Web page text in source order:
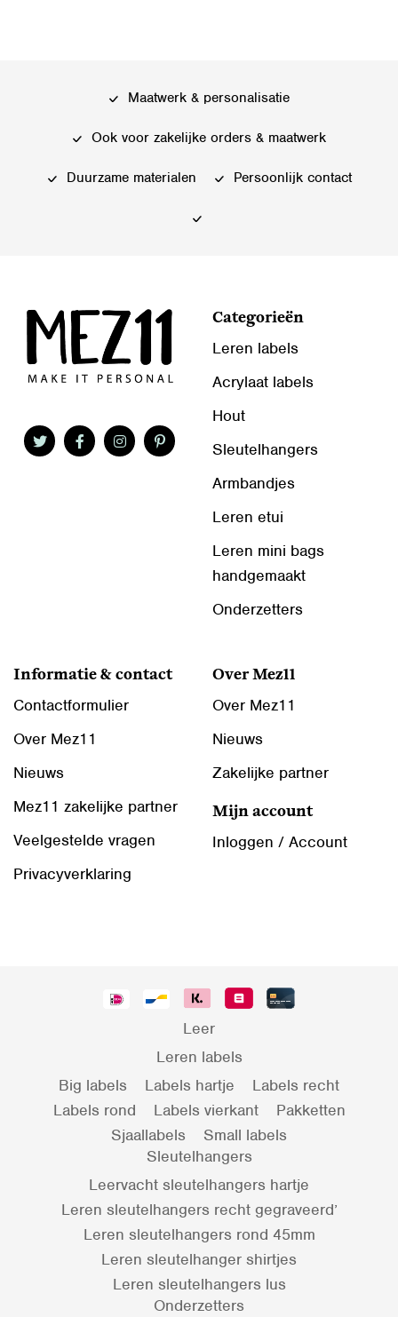
Maatwerk & personalisatie
Ook voor zakelijke orders & maatwerk
Duurzame materialen Persoonlijk contact
Categorieën
Leren labels
Acrylaat labels
Hout
Sleutelhangers
Armbandjes
Leren etui
Leren mini bags
handgemaakt
Onderzetters
Informatie & contact
Contactformulier
Over Mez11
Nieuws
Mez11 zakelijke partner
Veelgestelde vragen
Privacyverklaring
Over Mez11
Over Mez11
Nieuws
Zakelijke partner
Mijn account
Inloggen / Account
Leer
Leren labels
Big labels
Labels hartje
Labels recht
Labels rond
Labels vierkant
Pakketten
Sjaallabels
Small labels
Sleutelhangers
Leervacht sleutelhangers hartje
Leren sleutelhangers recht gegraveerd’
Leren sleutelhangers rond 45mm
Leren sleutelhanger shirtjes
Leren sleutelhangers lus
Onderzetters